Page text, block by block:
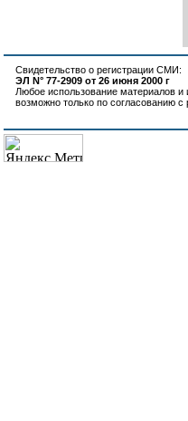
Свидетельство о регистрации СМИ:
ЭЛ N° 77-2909 от 26 июня 2000 г
Любое использование материалов и
возможно только по согласованию с